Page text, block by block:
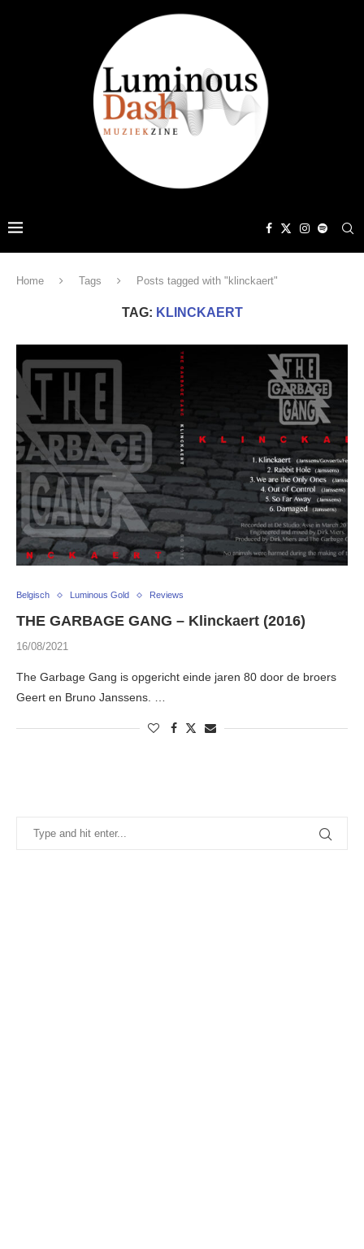
Home Tags Posts tagged with "klinckaert"
TAG: KLINCKAERT
Belgisch Luminous Gold Reviews
THE GARBAGE GANG – Klinckaert (2016)
16/08/2021
The Garbage Gang is opgericht einde jaren 80 door de broers
Geert en Bruno Janssens. …